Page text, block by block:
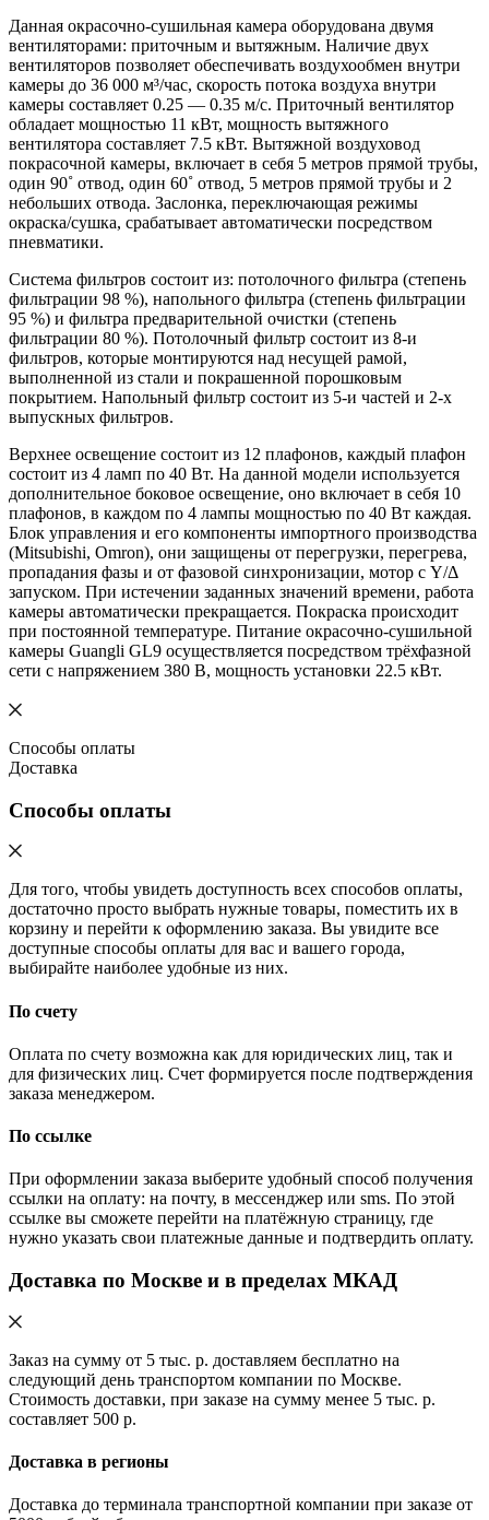
Данная окрасочно-сушильная камера оборудована двумя
вентиляторами: приточным и вытяжным. Наличие двух
вентиляторов позволяет обеспечивать воздухообмен внутри
камеры до 36 000 м³/час, скорость потока воздуха внутри
камеры составляет 0.25 — 0.35 м/с. Приточный вентилятор
обладает мощностью 11 кВт, мощность вытяжного
вентилятора составляет 7.5 кВт. Вытяжной воздуховод
покрасочной камеры, включает в себя 5 метров прямой трубы,
один 90˚ отвод, один 60˚ отвод, 5 метров прямой трубы и 2
небольших отвода. Заслонка, переключающая режимы
окраска/сушка, срабатывает автоматически посредством
пневматики.
Система фильтров состоит из: потолочного фильтра (степень
фильтрации 98 %), напольного фильтра (степень фильтрации
95 %) и фильтра предварительной очистки (степень
фильтрации 80 %). Потолочный фильтр состоит из 8-и
фильтров, которые монтируются над несущей рамой,
выполненной из стали и покрашенной порошковым
покрытием. Напольный фильтр состоит из 5-и частей и 2-х
выпускных фильтров.
Верхнее освещение состоит из 12 плафонов, каждый плафон
состоит из 4 ламп по 40 Вт. На данной модели используется
дополнительное боковое освещение, оно включает в себя 10
плафонов, в каждом по 4 лампы мощностью по 40 Вт каждая.
Блок управления и его компоненты импортного производства
(Mitsubishi, Omron), они защищены от перегрузки, перегрева,
пропадания фазы и от фазовой синхронизации, мотор с Y/Δ
запуском. При истечении заданных значений времени, работа
камеры автоматически прекращается. Покраска происходит
при постоянной температуре. Питание окрасочно-сушильной
камеры Guangli GL9 осуществляется посредством трёхфазной
сети с напряжением 380 В, мощность установки 22.5 кВт.
Способы оплаты
Доставка
Способы оплаты
Для того, чтобы увидеть доступность всех способов оплаты,
достаточно просто выбрать нужные товары, поместить их в
корзину и перейти к оформлению заказа. Вы увидите все
доступные способы оплаты для вас и вашего города,
выбирайте наиболее удобные из них.
По счету
Оплата по счету возможна как для юридических лиц, так и
для физических лиц. Счет формируется после подтверждения
заказа менеджером.
По ссылке
При оформлении заказа выберите удобный способ получения
ссылки на оплату: на почту, в мессенджер или sms. По этой
ссылке вы сможете перейти на платёжную страницу, где
нужно указать свои платежные данные и подтвердить оплату.
Доставка по Москве и в пределах МКАД
Заказ на сумму от 5 тыс. р. доставляем бесплатно на
следующий день транспортом компании по Москве.
Стоимость доставки, при заказе на сумму менее 5 тыс. р.
составляет 500 р.
Доставка в регионы
Доставка до терминала транспортной компании при заказе от